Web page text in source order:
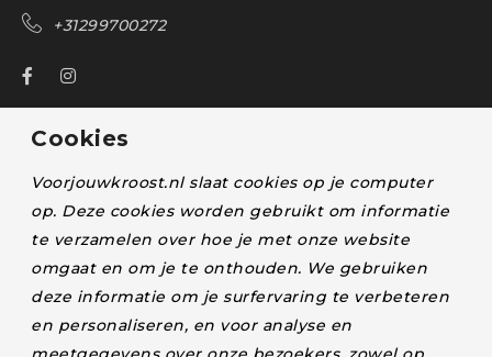
+31299700272
Over ons
Bestelling volgen
Blog
Klachten en retourneren
Lactatiekundige
Levertijd en verzendkosten
Cookies
Voorjouwkroost.nl slaat cookies op je computer
op. Deze cookies worden gebruikt om informatie
te verzamelen over hoe je met onze website
omgaat en om je te onthouden. We gebruiken
deze informatie om je surfervaring te verbeteren
en personaliseren, en voor analyse en